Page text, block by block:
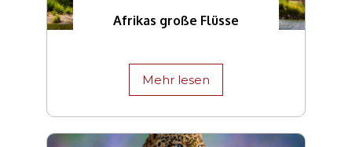
Afrikas große Flüsse
Mehr lesen